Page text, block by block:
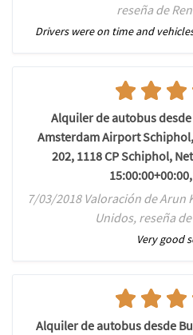
reseña de
Drivers were on time and
Alquiler de autobus
Amsterdam Airport
202, 1118 CP Schiphol,
7/03/2018 Valoración de Arun
Unidos, reseña
Very good
Alquiler de autobus desde